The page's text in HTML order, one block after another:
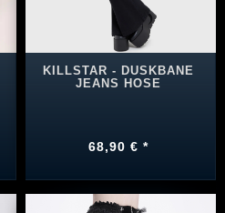
KILLSTAR - DUSKBANE
JEANS HOSE
68,90 € *